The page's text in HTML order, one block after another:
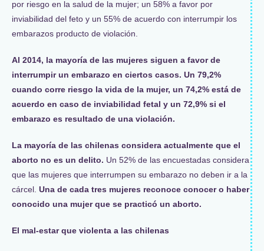
por riesgo en la salud de la mujer; un 58% a favor por
inviabilidad del feto y un 55% de acuerdo con interrumpir los
embarazos producto de violación.
Al 2014, la mayoría de las mujeres siguen a favor de
interrumpir un embarazo en ciertos casos. Un 79,2%
cuando corre riesgo la vida de la mujer, un 74,2% está de
acuerdo en caso de inviabilidad fetal y un 72,9% si el
embarazo es resultado de una violación.
La mayoría de las chilenas considera actualmente que el
aborto no es un delito. Un 52% de las encuestadas considera
que las mujeres que interrumpen su embarazo no deben ir a la
cárcel. Una de cada tres mujeres reconoce conocer o haber
conocido una mujer que se practicó un aborto.
El mal-estar que violenta a las chilenas